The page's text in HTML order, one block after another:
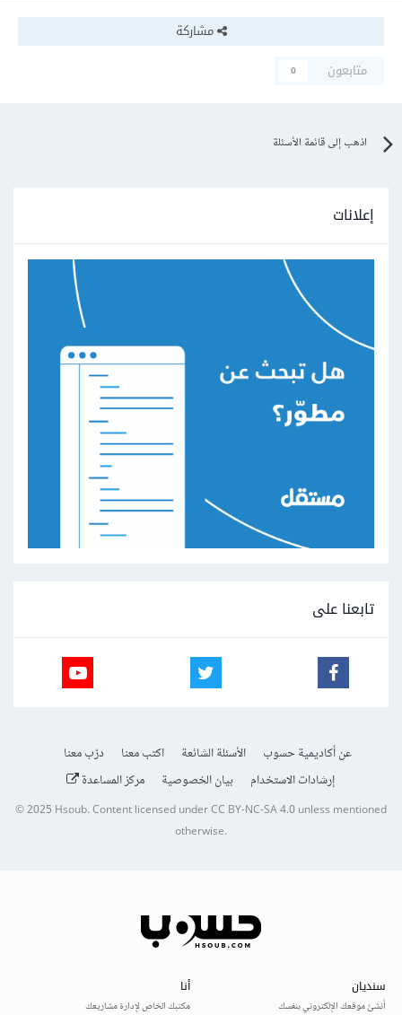
مشاركة
متابعون
0
اذهب إلى قائمة الأسئلة
إعلانات
تابعنا على
عن أكاديمية حسوب الأسئلة الشائعة اكتب معنا
درّب معنا
إرشادات الاستخدام
بيان الخصوصية مركز المساعدة
© 2025Hsoub.Content licensed underCC BY-NC-SA 4.0unless mentioned
otherwise.